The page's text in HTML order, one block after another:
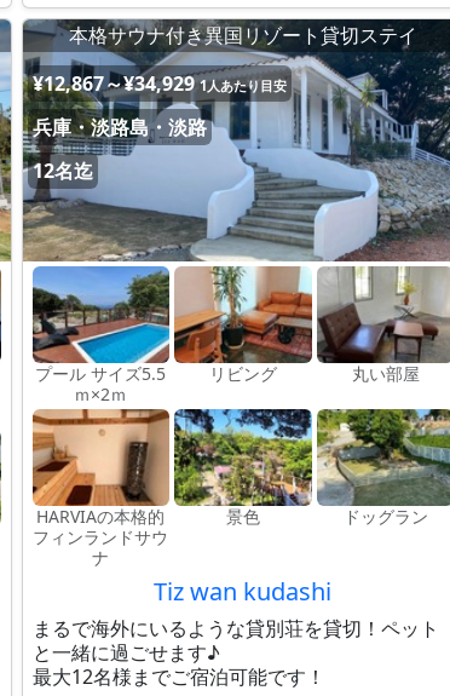
本格サウナ付き異国リゾート貸切ステイ
¥12,867～¥34,929 1人あたり目安
兵庫・淡路島・淡路
12名迄
プール サイズ5.5
ｍ×2ｍ
リビング 丸い部屋
HARVIAの本格的
フィンランドサウ
ナ
景色 ドッグラン
Tiz wan kudashi
まるで海外にいるような貸別荘を貸切！ペット
と一緒に過ごせます♪
最大12名様までご宿泊可能です！